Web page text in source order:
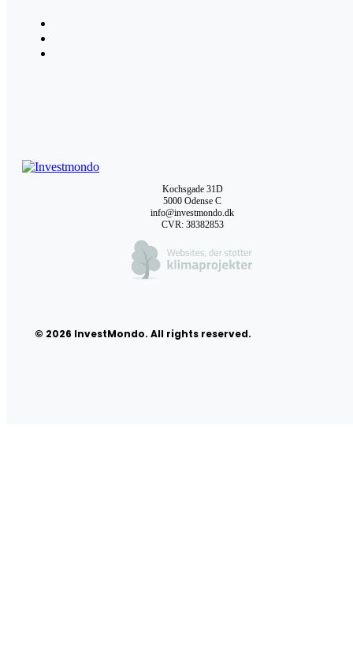
Kochsgade 31D
5000 Odense C
info@investmondo.dk
CVR: 38382853
© 2026 InvestMondo. All rights reserved.